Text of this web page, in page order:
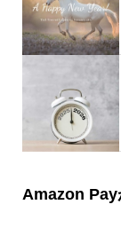
Amazon Pay